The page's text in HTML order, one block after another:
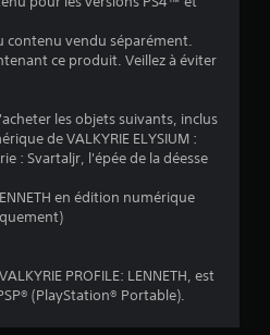
t
l
e
contenu vendu séparément.
ce produit. Veillez à éviter
les objets suivants, inclus
de VALKYRIE ELYSIUM :
: Svartaljr, l'épée de la déesse
en édition numérique
PROFILE: LENNETH, est
(PlayStation® Portable).